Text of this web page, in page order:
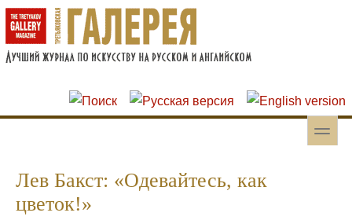
Перейти к основному содержанию
Skip to search
toggle
Лев Бакст: «Одевайтесь, как
цветок!»